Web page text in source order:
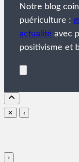
Notre blog
puériculture :
actualité avec
positivisme et
✕ ‹
›